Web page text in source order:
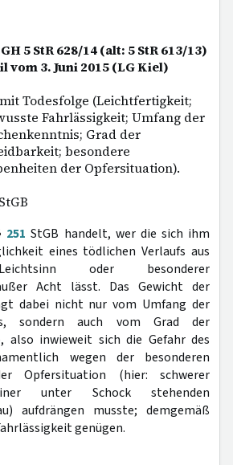
5 StR 628/14 (alt: 5 StR 613/13)
vom 3. Juni 2015 (LG Kiel)
Todesfolge (Leichtfertigkeit;
Fahrlässigkeit; Umfang der
Grad der
besondere
der Opfersituation).
StGB
251 StGB handelt, wer die sich ihm
eines tödlichen Verlaufs aus
oder besonderer
Acht lässt. Das Gewicht der
dabei nicht nur vom Umfang der
sondern auch vom Grad der
also inwieweit sich die Gefahr des
wegen der besonderen
Opfersituation (hier: schwerer
unter Schock stehenden
aufdrängen musste; demgemäß
genügen.